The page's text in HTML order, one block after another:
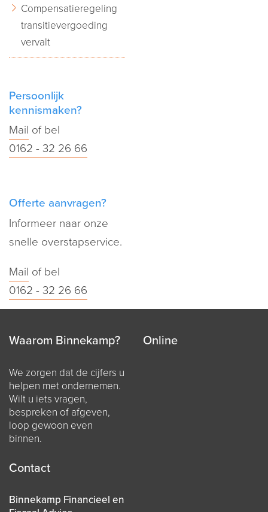
Compensatieregeling
transitievergoeding
vervalt
Persoonlijk
kennismaken?
Mail of bel
0162 - 32 26 66
Offerte aanvragen?
Informeer naar onze
snelle overstapservice.
Mail of bel
0162 - 32 26 66
Waarom Binnekamp?
We zorgen dat de cijfers u
helpen met ondernemen.
Wilt u iets vragen,
bespreken of afgeven,
loop gewoon even
binnen.
Online
Contact
Binnekamp Financieel en